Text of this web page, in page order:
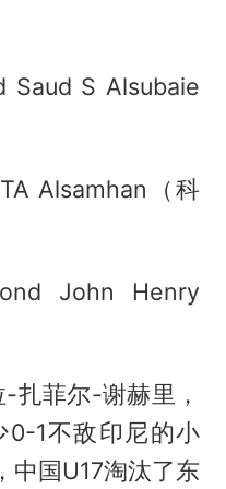
Saud S Alsubaie
Alsamhan（科
John Henry
扎菲尔-谢赫里，
0-1不敌印尼的小
中国U17淘汰了东